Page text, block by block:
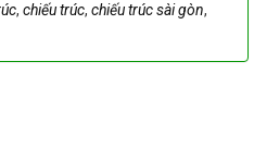
, chiếu trúc, chiếu trúc sài gòn,